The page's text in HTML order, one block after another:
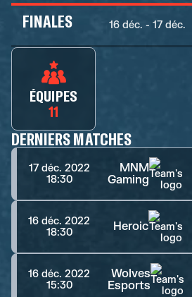
FINALES 16 déc. - 17 déc.
ÉQUIPES
11
DERNIERS MATCHES
17 déc. 2022
18:30
MNM
Gaming
16 déc. 2022
18:30
Heroic
16 déc. 2022
15:30
Wolves
Esports